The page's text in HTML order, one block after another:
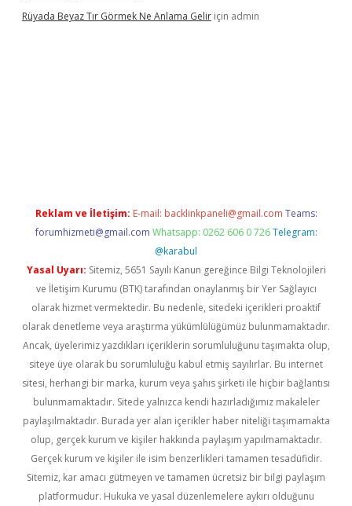
Rüyada Beyaz Tır Görmek Ne Anlama Gelir için admin
Reklam ve İletişim: E-mail: backlinkpaneli@gmail.com Teams:
forumhizmeti@gmail.com Whatsapp: 0262 606 0 726 Telegram:
@karabul
Yasal Uyarı: Sitemiz, 5651 Sayılı Kanun gereğince Bilgi Teknolojileri
ve İletişim Kurumu (BTK) tarafından onaylanmış bir Yer Sağlayıcı
olarak hizmet vermektedir. Bu nedenle, sitedeki içerikleri proaktif
olarak denetleme veya araştırma yükümlülüğümüz bulunmamaktadır.
Ancak, üyelerimiz yazdıkları içeriklerin sorumluluğunu taşımakta olup,
siteye üye olarak bu sorumluluğu kabul etmiş sayılırlar. Bu internet
sitesi, herhangi bir marka, kurum veya şahıs şirketi ile hiçbir bağlantısı
bulunmamaktadır. Sitede yalnızca kendi hazırladığımız makaleler
paylaşılmaktadır. Burada yer alan içerikler haber niteliği taşımamakta
olup, gerçek kurum ve kişiler hakkında paylaşım yapılmamaktadır.
Gerçek kurum ve kişiler ile isim benzerlikleri tamamen tesadüfidir.
Sitemiz, kar amacı gütmeyen ve tamamen ücretsiz bir bilgi paylaşım
platformudur. Hukuka ve yasal düzenlemelere aykırı olduğunu